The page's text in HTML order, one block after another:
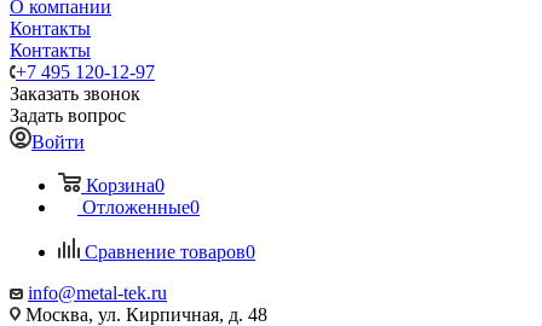
О компании
Контакты
Контакты
+7 495 120-12-97
Заказать звонок
Задать вопрос
Войти
Корзина0
Отложенные0
Сравнение товаров0
info@metal-tek.ru
Москва, ул. Кирпичная, д. 48